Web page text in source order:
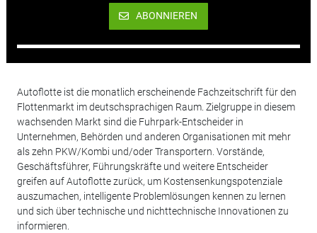
ABONNIEREN
Autoflotte ist die monatlich erscheinende Fachzeitschrift für den
Flottenmarkt im deutschsprachigen Raum. Zielgruppe in diesem
wachsenden Markt sind die Fuhrpark-Entscheider in
Unternehmen, Behörden und anderen Organisationen mit mehr
als zehn PKW/Kombi und/oder Transportern. Vorstände,
Geschäftsführer, Führungskräfte und weitere Entscheider
greifen auf Autoflotte zurück, um Kostensenkungspotenziale
auszumachen, intelligente Problemlösungen kennen zu lernen
und sich über technische und nichttechnische Innovationen zu
informieren.